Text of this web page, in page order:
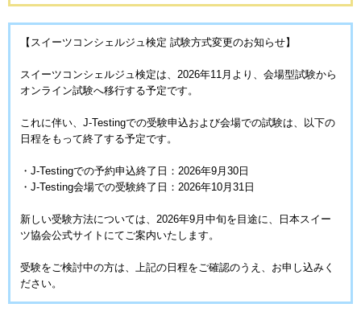
サービス全般Q&A(個人)
お問い合わせ
J-Testingについて
受験者ログイン
【スイーツコンシェルジュ検定 試験方式変更のお知らせ】
スイーツコンシェルジュ検定は、2026年11月より、会場型試験から
オンライン試験へ移行する予定です。
これに伴い、J-Testingでの受験申込および会場での試験は、以下の
日程をもって終了する予定です。
・J-Testingでの予約申込終了日：2026年9月30日
・J-Testing会場での受験終了日：2026年10月31日
新しい受験方法については、2026年9月中旬を目途に、日本スイー
ツ協会公式サイトにてご案内いたします。
受験をご検討中の方は、上記の日程をご確認のうえ、お申し込みく
ださい。